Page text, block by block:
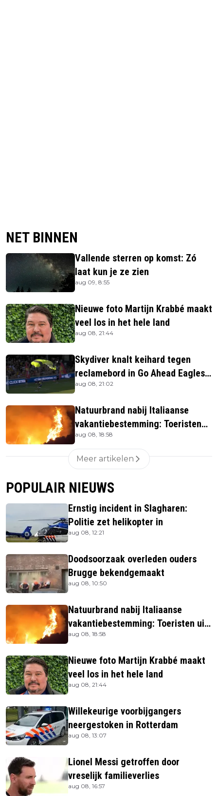
NET BINNEN
Vallende sterren op komst: Zó
laat kun je ze zien
aug 09, 8:55
Nieuwe foto Martijn Krabbé maakt
veel los in het hele land
aug 08, 21:44
Skydiver knalt keihard tegen
reclamebord in Go Ahead Eagles-
stadion
aug 08, 21:02
Natuurbrand nabij Italiaanse
vakantiebestemming: Toeristen
uit verblijven gehaald
aug 08, 18:58
Meer artikelen
POPULAIR NIEUWS
Ernstig incident in Slagharen:
Politie zet helikopter in
aug 08, 12:21
Doodsoorzaak overleden ouders
Brugge bekendgemaakt
aug 08, 10:50
Natuurbrand nabij Italiaanse
vakantiebestemming: Toeristen uit
verblijven gehaald
aug 08, 18:58
Nieuwe foto Martijn Krabbé maakt
veel los in het hele land
aug 08, 21:44
Willekeurige voorbijgangers
neergestoken in Rotterdam
aug 08, 13:07
Lionel Messi getroffen door
vreselijk familieverlies
aug 08, 16:57